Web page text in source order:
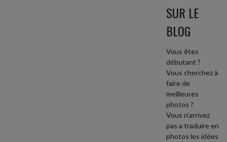
SUR LE
BLOG
Vous êtes
débutant ?
Vous cherchez à
faire de
meilleures
photos ?
Vous n'arrivez
pas a traduire en
photos les idées